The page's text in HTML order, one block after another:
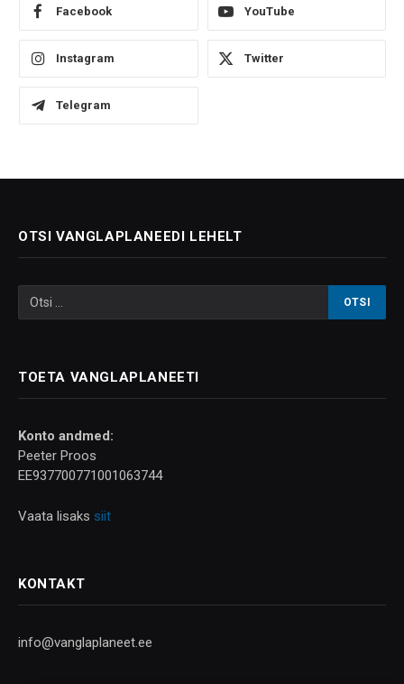
Facebook YouTube
Instagram Twitter
Telegram
OTSI VANGLAPLANEEDI LEHELT
TOETA VANGLAPLANEETI
Konto andmed:
Peeter Proos
EE937700771001063744
Vaata lisaks siit
KONTAKT
info@vanglaplaneet.ee